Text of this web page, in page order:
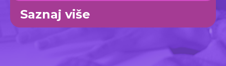
Saznaj više